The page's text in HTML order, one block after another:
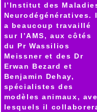
l’Institut des
Neurodégénératives.
a beaucoup travaillé
sur l’AMS, aux côtés
du Pr Wassilios
Meissner et des Dr
Erwan Bezard et
Benjamin Dehay,
spécialistes des
modèles animaux,
lesquels il